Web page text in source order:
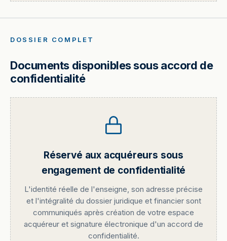
DOSSIER COMPLET
Documents disponibles sous accord de
confidentialité
Réservé aux acquéreurs sous
engagement de confidentialité
L'identité réelle de l'enseigne, son adresse précise
et l'intégralité du dossier juridique et financier sont
communiqués après création de votre espace
acquéreur et signature électronique d'un accord de
confidentialité.